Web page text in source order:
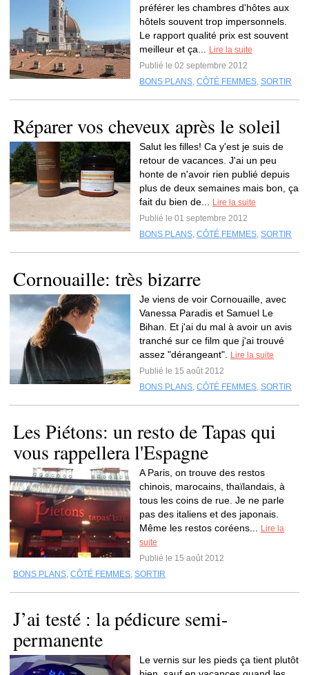
préférer les chambres d'hôtes aux
hôtels souvent trop impersonnels.
Le rapport qualité prix est souvent
meilleur et ça...
Lire la suite
Publié le 02 septembre 2012
BONS PLANS, CÔTÉ FEMMES, SORTIR
Réparer vos cheveux après le soleil
Salut les filles! Ca y'est je suis de
retour de vacances. J'ai un peu
honte de n'avoir rien publié depuis
plus de deux semaines mais bon, ça
fait du bien de...
Lire la suite
Publié le 01 septembre 2012
BONS PLANS, CÔTÉ FEMMES, SORTIR
Cornouaille: très bizarre
Je viens de voir Cornouaille, avec
Vanessa Paradis et Samuel Le
Bihan. Et j'ai du mal à avoir un avis
tranché sur ce film que j'ai trouvé
assez "dérangeant".
Lire la suite
Publié le 15 août 2012
BONS PLANS, CÔTÉ FEMMES, SORTIR
Les Piétons: un resto de Tapas qui
vous rappellera l'Espagne
A Paris, on trouve des restos
chinois, marocains, thaïlandais, à
tous les coins de rue. Je ne parle
pas des italiens et des japonais.
Même les restos coréens...
Lire la
suite
Publié le 15 août 2012
BONS PLANS, CÔTÉ FEMMES, SORTIR
J’ai testé : la pédicure semi-
permanente
Le vernis sur les pieds ça tient plutôt